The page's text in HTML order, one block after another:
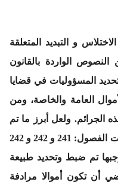
و التبديد المتعلقة
الواردة بالقانون
المسؤوليات في قضايا
العامة والخاصة، ومن
الجرائم. ولعل أبرز ما تم
التنصيص عليه في هذا الصدد مقتضيات الفصول: 241 و 242 و 242
تم ضبط وتحديد طبيعة
أن تكون أموالا مرادفة